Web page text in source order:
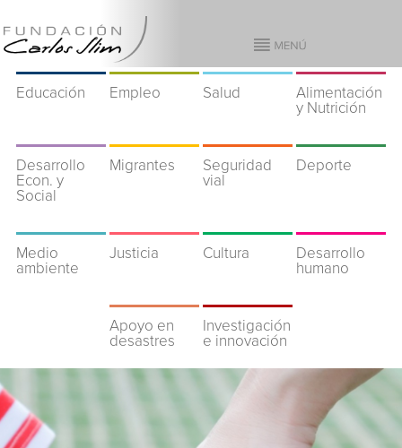
Educación Empleo Salud
Alimentación
y Nutrición
Desarrollo
Econ. y
Social
Migrantes
Seguridad
vial
Deporte
Medio
ambiente
Justicia Cultura
Desarrollo
humano
Apoyo en
desastres
Investigación
e innovación